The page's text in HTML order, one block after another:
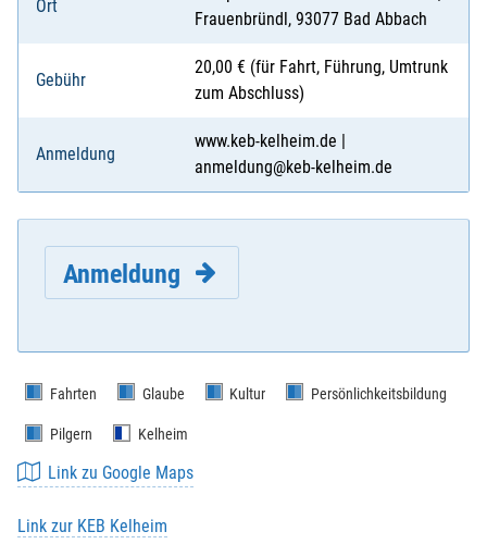
Ort
Frauenbründl, 93077 Bad Abbach
Gebühr
20,00 € (für Fahrt, Führung, Umtrunk
zum Abschluss)
Anmeldung
www.keb-kelheim.de |
anmeldung@keb-kelheim.de
Anmeldung
Vorname*:
Fahrten Glaube Kultur Persönlichkeitsbildung
Pilgern Kelheim
Link zu Google Maps
Link zur KEB Kelheim